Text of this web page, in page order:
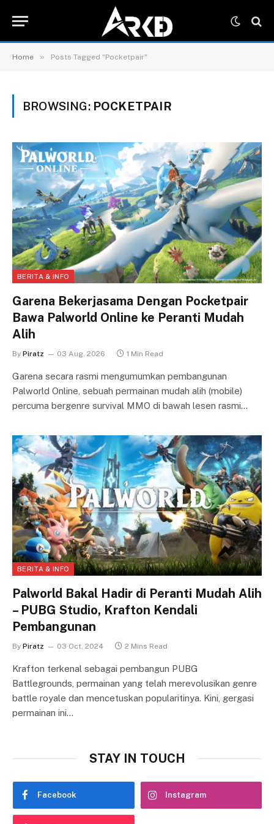
Home » Posts Tagged "Pocketpair"
BROWSING: POCKETPAIR
BERITA & INFO
Garena Bekerjasama Dengan Pocketpair
Bawa Palworld Online ke Peranti Mudah
Alih
By Piratz 03 Aug, 2026 1 Min Read
Garena secara rasmi mengumumkan pembangunan
Palworld Online, sebuah permainan mudah alih (mobile)
percuma bergenre survival MMO di bawah lesen rasmi…
BERITA & INFO
Palworld Bakal Hadir di Peranti Mudah Alih
– PUBG Studio, Krafton Kendali
Pembangunan
By Piratz 03 Oct, 2024 2 Mins Read
Krafton terkenal sebagai pembangun PUBG
Battlegrounds, permainan yang telah merevolusikan genre
battle royale dan mencetuskan popularitinya. Kini, gergasi
permainan ini…
STAY IN TOUCH
Facebook Instagram